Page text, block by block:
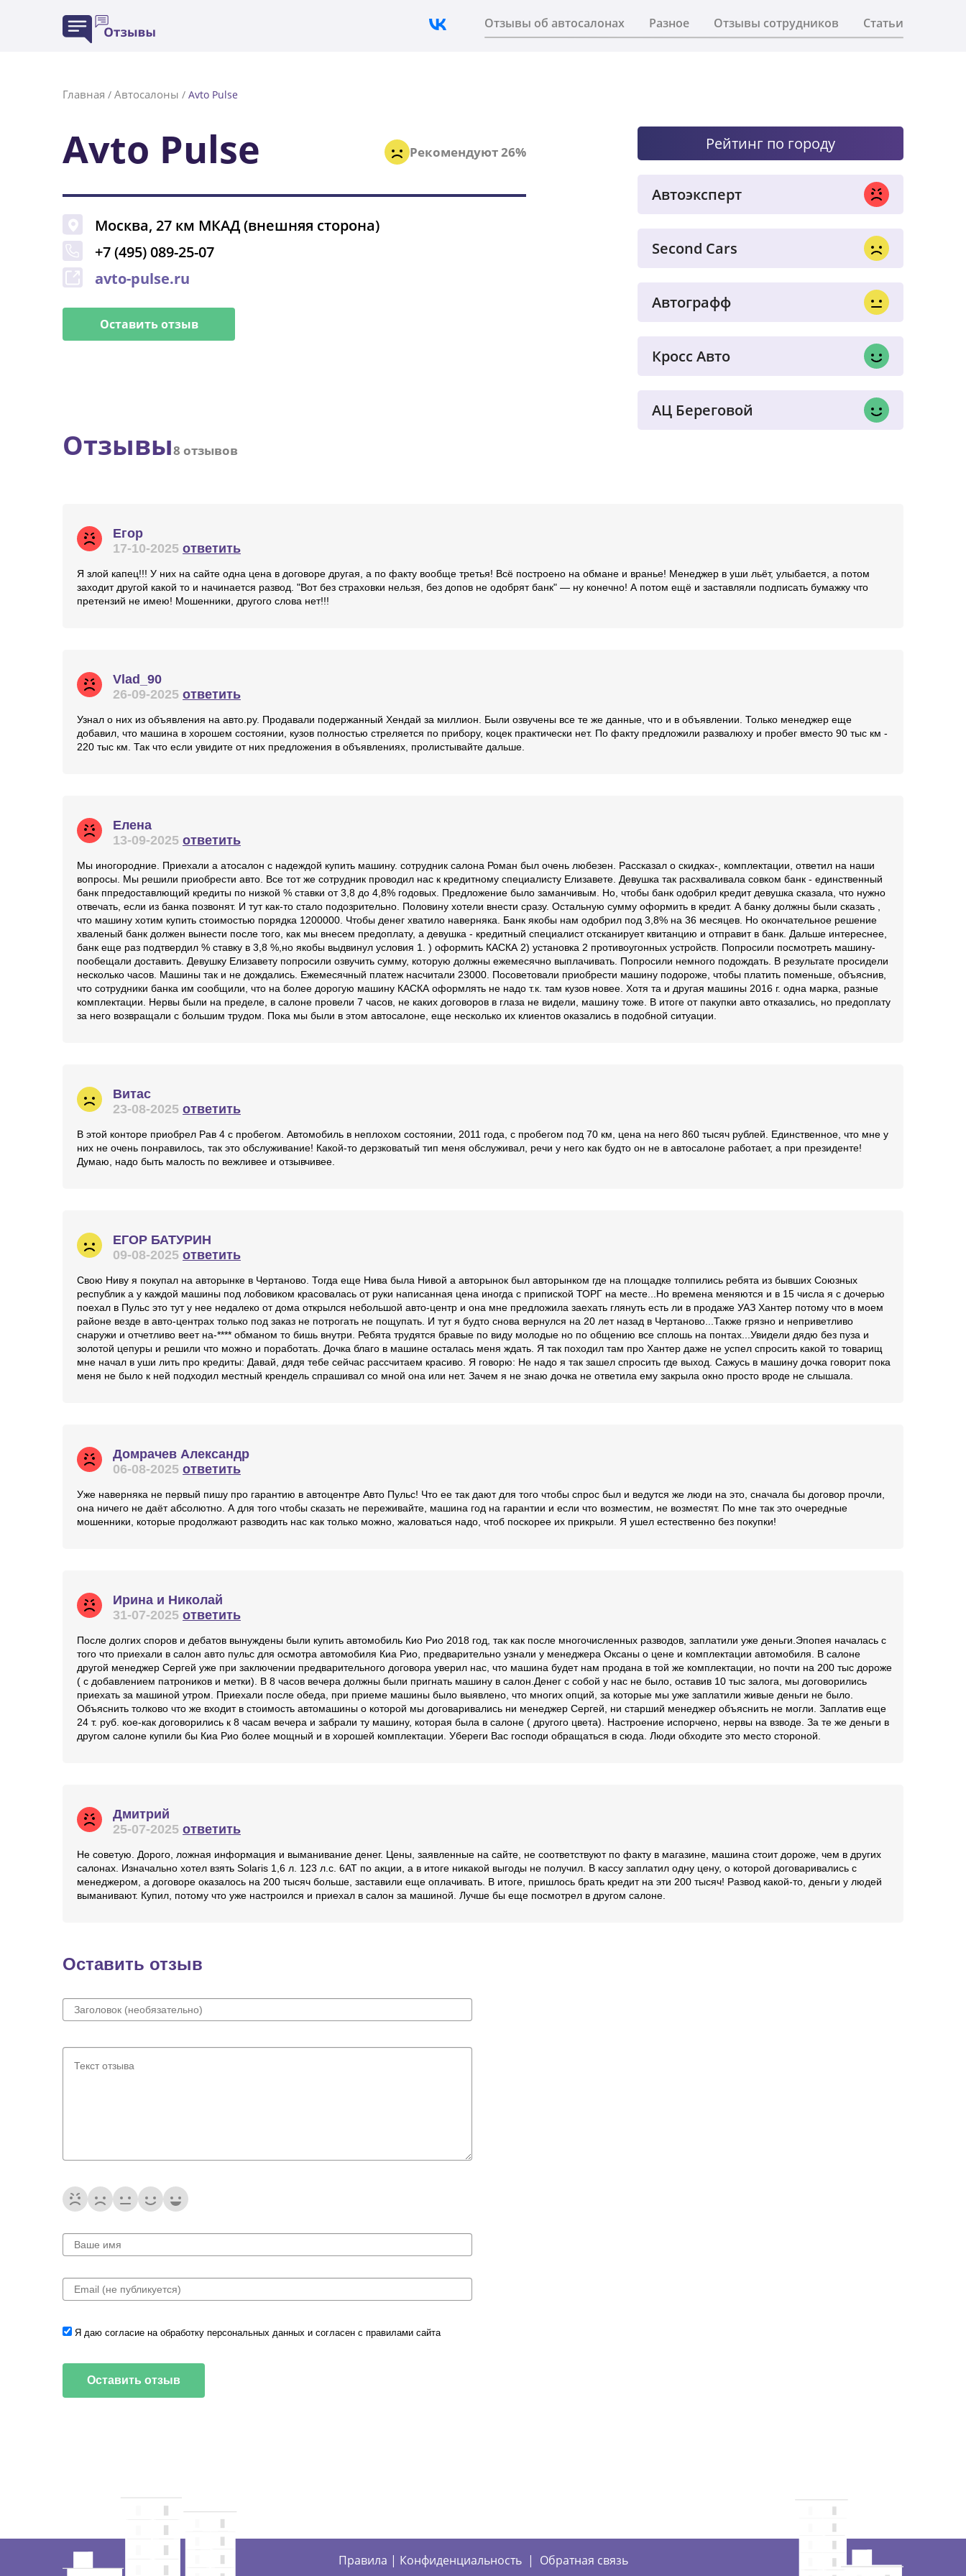
Отзывы об автосалонах Разное Отзывы сотрудников Статьи
Главная / Автосалоны / Avto Pulse
Avto Pulse Рекомендуют 26%
Москва, 27 км МКАД (внешняя сторона)
+7 (495) 089-25-07
avto-pulse.ru
Оставить отзыв
Рейтинг по городу
Автоэксперт
Second Cars
Автографф
Кросс Авто
АЦ Береговой
Отзывы8 отзывов
Егор
17-10-2025 ответить
Я злой капец!!! У них на сайте одна цена в договоре другая, а по факту вообще третья! Всё построено на обмане и вранье! Менеджер в уши льёт, улыбается, а потом
заходит другой какой то и начинается развод. "Вот без страховки нельзя, без допов не одобрят банк" — ну конечно! А потом ещё и заставляли подписать бумажку что
претензий не имею! Мошенники, другого слова нет!!!
Vlad_90
26-09-2025 ответить
Узнал о них из объявления на авто.ру. Продавали подержанный Хендай за миллион. Были озвучены все те же данные, что и в объявлении. Только менеджер еще
добавил, что машина в хорошем состоянии, кузов полностью стреляется по прибору, коцек практически нет. По факту предложили развалюху и пробег вместо 90 тыс км -
220 тыс км. Так что если увидите от них предложения в объявлениях, пролистывайте дальше.
Елена
13-09-2025 ответить
Мы иногородние. Приехали а атосалон с надеждой купить машину. сотрудник салона Роман был очень любезен. Рассказал о скидках-, комплектации, ответил на наши
вопросы. Мы решили приобрести авто. Все тот же сотрудник проводил нас к кредитному специалисту Елизавете. Девушка так расхваливала совком банк - единственный
банк ппредоставлющий кредиты по низкой % ставки от 3,8 до 4,8% годовых. Предложение было заманчивым. Но, чтобы банк одобрил кредит девушка сказала, что нужно
отвечать, если из банка позвонят. И тут как-то стало подозрительно. Половину хотели внести сразу. Остальную сумму оформить в кредит. А банку должны были сказать ,
что машину хотим купить стоимостью порядка 1200000. Чтобы денег хватило наверняка. Банк якобы нам одобрил под 3,8% на 36 месяцев. Но окончательное решение
хваленый банк должен вынести после того, как мы внесем предоплату, а девушка - кредитный специалист отсканирует квитанцию и отправит в банк. Дальше интереснее,
банк еще раз подтвердил % ставку в 3,8 %,но якобы выдвинул условия 1. ) оформить КАСКА 2) установка 2 противоугонных устройств. Попросили посмотреть машину-
пообещали доставить. Девушку Елизавету попросили озвучить сумму, которую должны ежемесячно выплачивать. Попросили немного подождать. В результате просидели
несколько часов. Машины так и не дождались. Ежемесячный платеж насчитали 23000. Посоветовали приобрести машину подороже, чтобы платить поменьше, объяснив,
что сотрудники банка им сообщили, что на более дорогую машину КАСКА оформлять не надо т.к. там кузов новее. Хотя та и другая машины 2016 г. одна марка, разные
комплектации. Нервы были на пределе, в салоне провели 7 часов, не каких договоров в глаза не видели, машину тоже. В итоге от пакупки авто отказались, но предоплату
за него возвращали с большим трудом. Пока мы были в этом автосалоне, еще несколько их клиентов оказались в подобной ситуации.
Витас
23-08-2025 ответить
В этой конторе приобрел Рав 4 с пробегом. Автомобиль в неплохом состоянии, 2011 года, с пробегом под 70 км, цена на него 860 тысяч рублей. Единственное, что мне у
них не очень понравилось, так это обслуживание! Какой-то дерзковатый тип меня обслуживал, речи у него как будто он не в автосалоне работает, а при президенте!
Думаю, надо быть малость по вежливее и отзывчивее.
ЕГОР БАТУРИН
09-08-2025 ответить
Свою Ниву я покупал на авторынке в Чертаново. Тогда еще Нива была Нивой а авторынок был авторынком где на площадке толпились ребята из бывших Союзных
республик а у каждой машины под лобовиком красовалась от руки написанная цена иногда с припиской ТОРГ на месте...Но времена меняются и в 15 числа я с дочерью
поехал в Пульс это тут у нее недалеко от дома открылся небольшой авто-центр и она мне предложила заехать глянуть есть ли в продаже УАЗ Хантер потому что в моем
районе везде в авто-центрах только под заказ не потрогать не пощупать. И тут я будто снова вернулся на 20 лет назад в Чертаново...Также грязно и неприветливо
снаружи и отчетливо веет на-**** обманом то бишь внутри. Ребята трудятся бравые по виду молодые но по общению все сплошь на понтах...Увидели дядю без пуза и
золотой цепуры и решили что можно и поработать. Дочка благо в машине осталась меня ждать. Я так походил там про Хантер даже не успел спросить какой то товарищ
мне начал в уши лить про кредиты: Давай, дядя тебе сейчас рассчитаем красиво. Я говорю: Не надо я так зашел спросить где выход. Сажусь в машину дочка говорит пока
меня не было к ней подходил местный крендель спрашивал со мной она или нет. Зачем я не знаю дочка не ответила ему закрыла окно просто вроде не слышала.
Домрачев Александр
06-08-2025 ответить
Уже наверняка не первый пишу про гарантию в автоцентре Авто Пульс! Что ее так дают для того чтобы спрос был и ведутся же люди на это, сначала бы договор прочли,
она ничего не даёт абсолютно. А для того чтобы сказать не переживайте, машина год на гарантии и если что возместим, не возместят. По мне так это очередные
мошенники, которые продолжают разводить нас как только можно, жаловаться надо, чтоб поскорее их прикрыли. Я ушел естественно без покупки!
Ирина и Николай
31-07-2025 ответить
После долгих споров и дебатов вынуждены были купить автомобиль Кио Рио 2018 год, так как после многочисленных разводов, заплатили уже деньги.Эпопея началась с
того что приехали в салон авто пульс для осмотра автомобиля Киа Рио, предварительно узнали у менеджера Оксаны о цене и комплектации автомобиля. В салоне
другой менеджер Сергей уже при заключении предварительного договора уверил нас, что машина будет нам продана в той же комплектации, но почти на 200 тыс дороже
( с добавлением патроников и метки). В 8 часов вечера должны были пригнать машину в салон.Денег с собой у нас не было, оставив 10 тыс залога, мы договорились
приехать за машиной утром. Приехали после обеда, при приеме машины было выявлено, что многих опций, за которые мы уже заплатили живые деньги не было.
Объяснить толково что же входит в стоимость автомашины о которой мы договаривались ни менеджер Сергей, ни старший менеджер объяснить не могли. Заплатив еще
24 т. руб. кое-как договорились к 8 часам вечера и забрали ту машину, которая была в салоне ( другого цвета). Настроение испорчено, нервы на взводе. За те же деньги в
другом салоне купили бы Киа Рио более мощный и в хорошей комплектации. Убереги Вас господи обращаться в сюда. Люди обходите это место стороной.
Дмитрий
25-07-2025 ответить
Не советую. Дорого, ложная информация и выманивание денег. Цены, заявленные на сайте, не соответствуют по факту в магазине, машина стоит дороже, чем в других
салонах. Изначально хотел взять Solaris 1,6 л. 123 л.с. 6AT по акции, а в итоге никакой выгоды не получил. В кассу заплатил одну цену, о которой договаривались с
менеджером, а договоре оказалось на 200 тысяч больше, заставили еще оплачивать. В итоге, пришлось брать кредит на эти 200 тысяч! Развод какой-то, деньги у людей
выманивают. Купил, потому что уже настроился и приехал в салон за машиной. Лучше бы еще посмотрел в другом салоне.
Оставить отзыв
Я даю согласие на обработку персональных данных и согласен с правилами сайта
Оставить отзыв
Правила | Конфиденциальность| Обратная связь